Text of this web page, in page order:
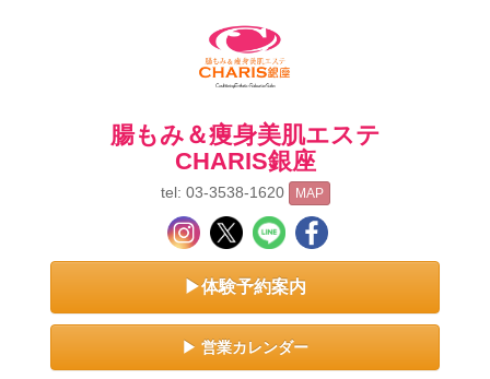
腸もみ＆痩身美肌エステ
CHARIS銀座
tel: 03-3538-1620 MAP
▶体験予約案内
▶ 営業カレンダー